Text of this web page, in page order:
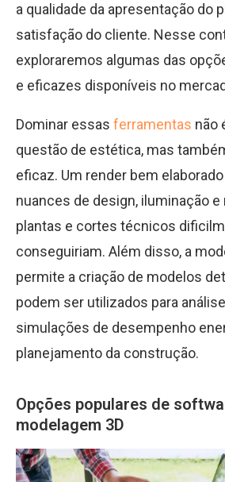
a qualidade da apresentação do
satisfação do cliente. Nesse
exploraremos algumas das
e eficazes disponíveis no
Dominar essas ferramentas não
questão de estética, mas
eficaz. Um render bem
nuances de design, iluminação
plantas e cortes técnicos
conseguiriam. Além disso, a
permite a criação de modelos
podem ser utilizados para
simulações de desempenho
planejamento da construção.
Opções populares de
modelagem 3D